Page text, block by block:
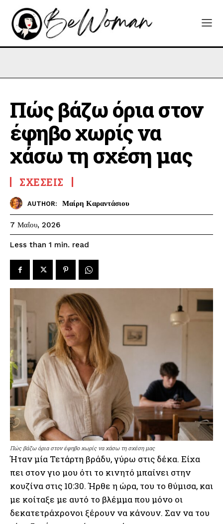
Πώς βάζω όρια στον
έφηβο χωρίς να
χάσω τη σχέση μας
ΣΧΈΣΕΙΣ
AUTHOR: Μαίρη Καραντάσιου
7 Μαΐου, 2026
Less than 1 min. read
Πώς βάζω όρια στον έφηβο χωρίς να χάσω τη σχέση μας
Ήταν μία Τετάρτη βράδυ, γύρω στις δέκα. Είχα
πει στον γιο μου ότι το κινητό μπαίνει στην
κουζίνα στις 10:30. Ήρθε η ώρα, του το θύμισα, και
με κοίταξε με αυτό το βλέμμα που μόνο οι
δεκατετράχρονοι ξέρουν να κάνουν. Σαν να του